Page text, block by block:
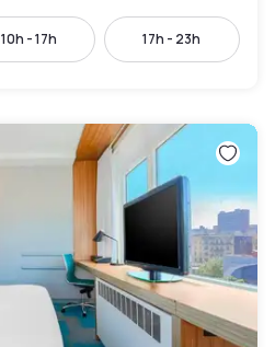
10h - 17h 17h - 23h